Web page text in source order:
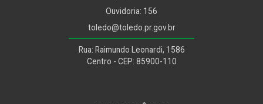
Segurança Alimentar
Segurança e Mobilidade Urbana
Ouvidoria: 156
toledo@toledo.pr.gov.br
Rua: Raimundo Leonardi, 1586
Centro - CEP: 85900-110